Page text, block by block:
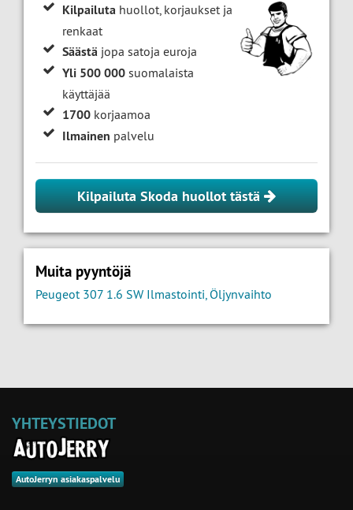
Kilpailuta huollot, korjaukset ja
renkaat
Säästä jopa satoja euroja
Yli 500 000 suomalaista
käyttäjää
1700 korjaamoa
Ilmainen palvelu
Kilpailuta Skoda huollot tästä
Muita pyyntöjä
Peugeot 307 1.6 SW Ilmastointi, Öljynvaihto
YHTEYSTIEDOT
AutoJerryn asiakaspalvelu